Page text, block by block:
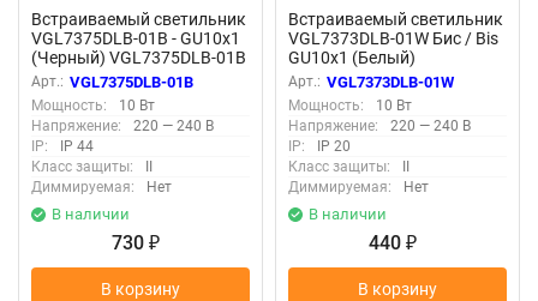
Встраиваемый светильник
VGL7375DLB-01B - GU10x1
(Черный) VGL7375DLB-01B
Арт.: VGL7375DLB-01B
Мощность:
10 Вт
Напряжение:
220 — 240 В
IP:
IP 44
Класс защиты:
Диммируемая:
Нет
В наличии
730 ₽
В корзину
Встраиваемый светильник
VGL7373DLB-01W Бис / Bis
GU10x1 (Белый)
VGL7373DLB-01W
Арт.: VGL7373DLB-01W
Мощность:
10 Вт
Напряжение:
220 — 240 В
IP:
IP 20
Класс защиты:
Диммируемая:
Нет
В наличии
440 ₽
В корзину